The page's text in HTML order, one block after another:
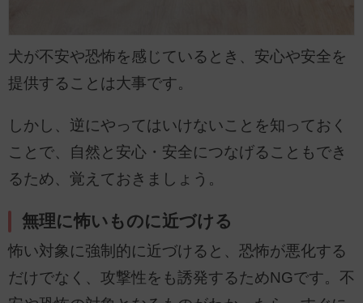
犬が不安や恐怖を感じているとき、安心や安全を
提供することは大事です。
しかし、逆にやってはいけないことを知っておく
ことで、自然と安心・安全につなげることもでき
るため、覚えておきましょう。
無理に怖いものに近づける
怖い対象に強制的に近づけると、恐怖が悪化する
だけでなく、攻撃性をも誘発するためNGです。不